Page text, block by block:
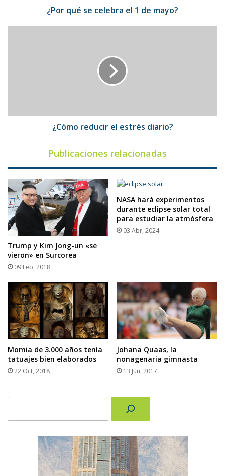
¿Por qué se celebra el 1 de mayo?
¿Cómo reducir el estrés diario?
Publicaciones relacionadas
Trump y Kim Jong-un «se
vieron» en Surcorea
09 Feb, 2018
NASA hará experimentos
durante eclipse solar total
para estudiar la atmósfera
03 Abr, 2024
Momia de 3.000 años tenía
tatuajes bien elaborados
22 Oct, 2018
Johana Quaas, la
nonagenaria gimnasta
13 Jun, 2017